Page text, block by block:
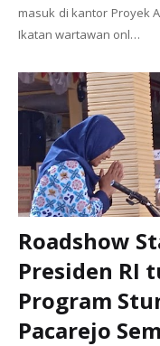
masuk di kantor Proyek
Ikatan wartawan onl…
Roadshow
Presiden RI
Program
Pacarejo